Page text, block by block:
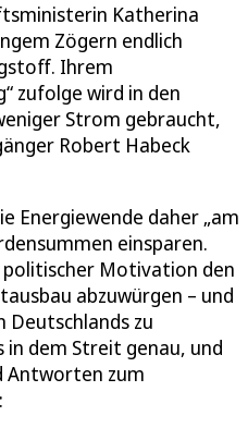
Katherina
Zögern endlich
Ihrem
zufolge wird in den
Strom gebraucht,
Robert Habeck
Energiewende daher „am
einsparen.
Motivation den
abzuwürgen – und
Deutschlands zu
dem Streit genau, und
Antworten zum